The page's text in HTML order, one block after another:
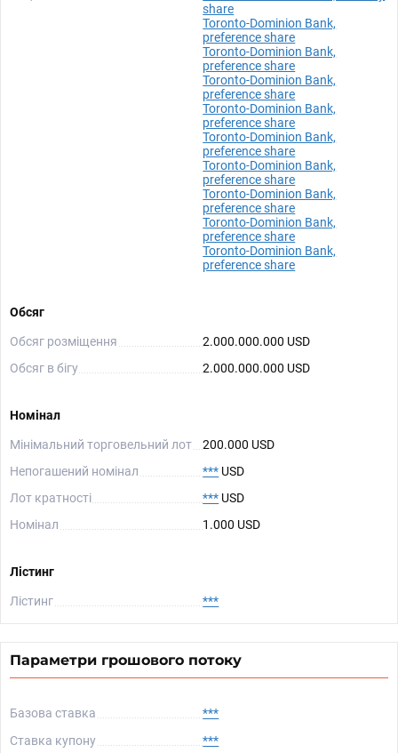
share
Toronto-Dominion Bank,
preference share
Toronto-Dominion Bank,
preference share
Toronto-Dominion Bank,
preference share
Toronto-Dominion Bank,
preference share
Toronto-Dominion Bank,
preference share
Toronto-Dominion Bank,
preference share
Toronto-Dominion Bank,
preference share
Toronto-Dominion Bank,
preference share
Toronto-Dominion Bank,
preference share
Обсяг
Обсяг розміщення
2.000.000.000 USD
Обсяг в бігу
2.000.000.000 USD
Номінал
Мінімальний торговельний лот
200.000 USD
Непогашений номінал
*** USD
Лот кратності
*** USD
Номінал
1.000 USD
Лістинг
Лістинг ***
Параметри грошового потоку
Базова ставка
***
Ставка купону
***